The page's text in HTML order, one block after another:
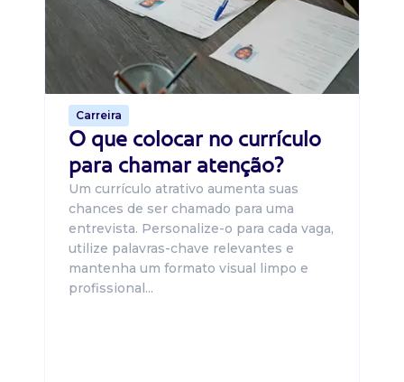
Carreira
O que colocar no currículo
para chamar atenção?
Um currículo atrativo aumenta suas
chances de ser chamado para uma
entrevista. Personalize-o para cada vaga,
utilize palavras-chave relevantes e
mantenha um formato visual limpo e
profissional...